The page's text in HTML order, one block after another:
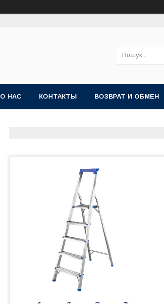
О НАС КОНТАКТЫ ВОЗВРАТ И ОБМЕН